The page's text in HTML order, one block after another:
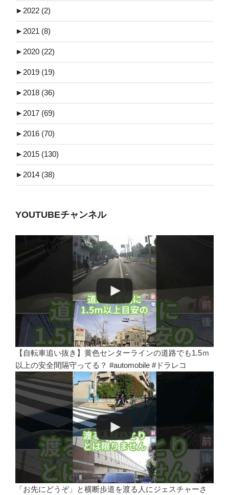
► 2022 (2)
► 2021 (8)
► 2020 (22)
► 2019 (19)
► 2018 (36)
► 2017 (69)
► 2016 (70)
► 2015 (130)
► 2014 (38)
YOUTUBEチャンネル
【自転車追い抜き】黄色センターラインの道路でも1.5ｍ
以上の安全間隔守ってる？ #automobile #ドラレコ
「お先にどうぞ」と横断歩道を渡る人にジェスチャーさ